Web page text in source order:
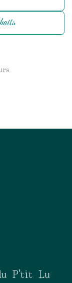
P'tit Lu